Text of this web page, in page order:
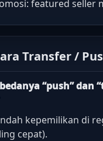
featured seller
Transfer /
“push” dan
kepemilikan di
cepat).